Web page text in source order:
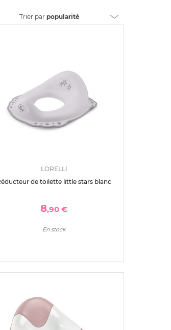
Trier par popularité
LORELLI
de toilette little stars blanc
8,90 €
En stock